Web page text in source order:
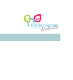
1.200 €
fehlen noch